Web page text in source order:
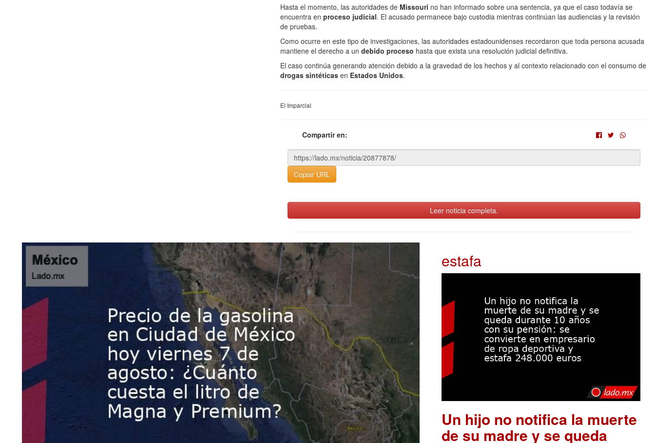
Hasta el momento, las autoridades de Missouri no han informado sobre una sentencia, ya que el caso todavía se
encuentra en proceso judicial. El acusado permanece bajo custodia mientras continúan las audiencias y la revisión
de pruebas.
Como ocurre en este tipo de investigaciones, las autoridades estadounidenses recordaron que toda persona acusada
mantiene el derecho a un debido proceso hasta que exista una resolución judicial definitiva.
El caso continúa generando atención debido a la gravedad de los hechos y al contexto relacionado con el consumo de
drogas sintéticas en Estados Unidos.
El Imparcial
Compartir en:
Copiar URL
Leer noticia completa.
estafa
Un hijo no notifica la muerte
de su madre y se queda